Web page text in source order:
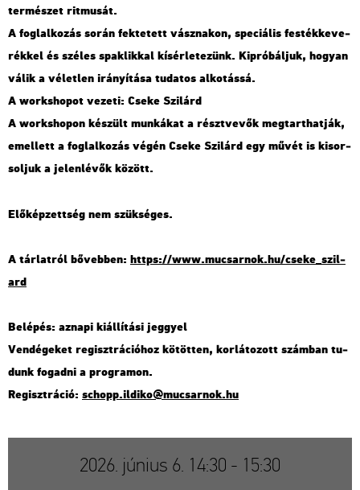
ter­mé­szet rit­mu­sát.
A fog­lal­ko­zás során fek­te­tett vász­na­kon, spe­ci­á­lis fes­ték­ke­ve­
rék­kel és szé­les spak­lik­kal kí­sér­le­te­zünk. Ki­pró­bál­juk, ho­gyan
válik a vé­let­len irá­nyí­tá­sa tu­da­tos al­ko­tás­sá.
A work­sho­pot ve­ze­ti: Cseke Szi­lárd
A work­sho­pon ké­szült mun­ká­kat a részt­ve­vők meg­tart­hat­ják,
emel­lett a fog­lal­ko­zás végén Cseke Szi­lárd egy művét is ki­sor­
sol­juk a je­len­lé­vők kö­zött.
Elő­kép­zett­ség nem szük­sé­ges.
A tár­lat­ról bő­veb­ben: https://​www.​mu­csar­nok.​hu/​cseke_​szil­
ard
Be­lé­pés: az­na­pi ki­ál­lí­tá­si jeggyel
Ven­dé­ge­ket re­giszt­rá­ci­ó­hoz kö­töt­ten, kor­lá­to­zott szám­ban tu­
dunk fo­gad­ni a prog­ra­mon.
Re­giszt­rá­ció: schopp.​il­di­ko@​mu­csar­nok.​hu
2026. június 6. 14:30 - 15:30